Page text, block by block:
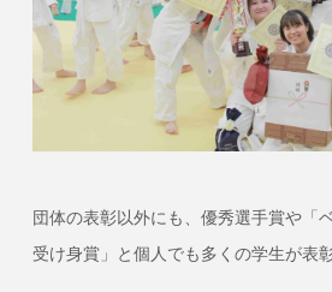
団体の表彰以外にも、優秀選手賞や「
受け身賞」と個人でも多くの学生が表